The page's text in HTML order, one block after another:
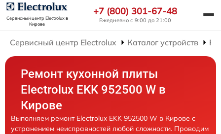
Сервисный центр Electroluxв
Кирове
+7 (800) 301-67-48
Ежедневно с 9:00 до 21:00
Сервисный центр Electrolux Каталог устройств
Ремонт кухонной плиты
Electrolux EKK 952500 W в
Кирове
Выполняем ремонт Electrolux EKK 952500 W в Кирове с
устранением неисправностей любой сложности. Проводим